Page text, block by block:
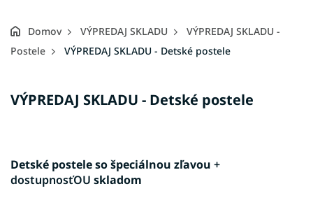
Domov VÝPREDAJ SKLADU
VÝPREDAJ SKLADU -
Postele
VÝPREDAJ SKLADU - Detské postele
VÝPREDAJ SKLADU - Detské postele
Detské postele so špeciálnou zľavou +
dostupnosťOU skladom